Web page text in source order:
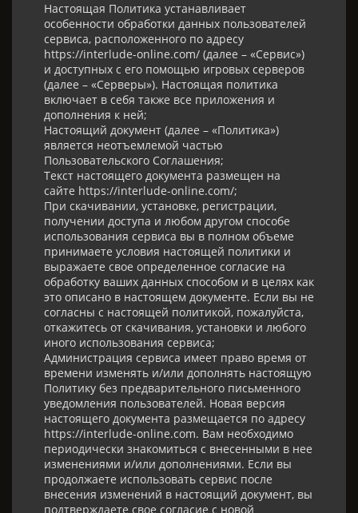
Настоящая Политика устанавливает
особенности обработки данных пользователей
сервиса, расположенного по адресу
https://interlude-online.com/ (далее – «Сервис»)
и доступных с его помощью игровых серверов
(далее – «Серверы»). Настоящая политика
включает в себя также все приложения и
дополнения к ней;
Настоящий документ (далее – «Политика»)
является неотъемлемой частью
Пользовательского Соглашения;
Текст настоящего документа размещен на
сайте https://interlude-online.com/;
При скачивании, установке, регистрации,
получении доступа и любом другом способе
использования сервиса вы в полном объеме
принимаете условия настоящей политики и
выражаете свое определенное согласие на
обработку ваших данных способом и в целях как
это описано в настоящем документе. Если вы не
согласны с настоящей политикой, пожалуйста,
откажитесь от скачивания, установки и любого
иного использования сервиса;
Администрация сервиса имеет право время от
времени изменять и/или дополнять настоящую
Политику без предварительного письменного
уведомления пользователей. Новая версия
настоящего документа размещается по адресу
https://interlude-online.com. Вам необходимо
периодически знакомиться с внесенными в нее
изменениями и/или дополнениями. Если вы
продолжаете использовать сервис после
внесения изменений в настоящий документ, вы
подтверждаете свое согласие с новой